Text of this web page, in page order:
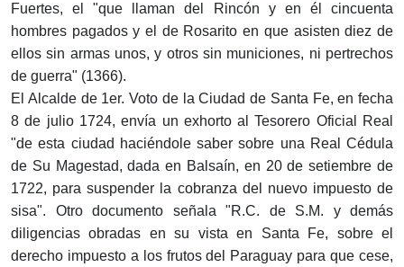
Fuertes, el "que llaman del Rincón y en él cincuenta
hombres pagados y el de Rosarito en que asisten diez de
ellos sin armas unos, y otros sin municiones, ni pertrechos
de guerra" (1366).
El Alcalde de 1er. Voto de la Ciudad de Santa Fe, en fecha
8 de julio 1724, envía un exhorto al Tesorero Oficial Real
"de esta ciudad haciéndole saber sobre una Real Cédula
de Su Magestad, dada en Balsaín, en 20 de setiembre de
1722, para suspender la cobranza del nuevo impuesto de
sisa". Otro documento señala "R.C. de S.M. y demás
diligencias obradas en su vista en Santa Fe, sobre el
derecho impuesto a los frutos del Paraguay para que cese,